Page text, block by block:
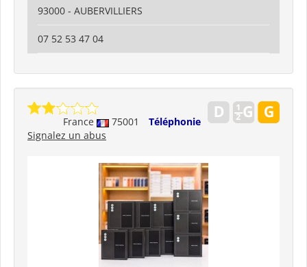
93000 - AUBERVILLIERS
07 52 53 47 04
France 75001
Téléphonie
Signalez un abus